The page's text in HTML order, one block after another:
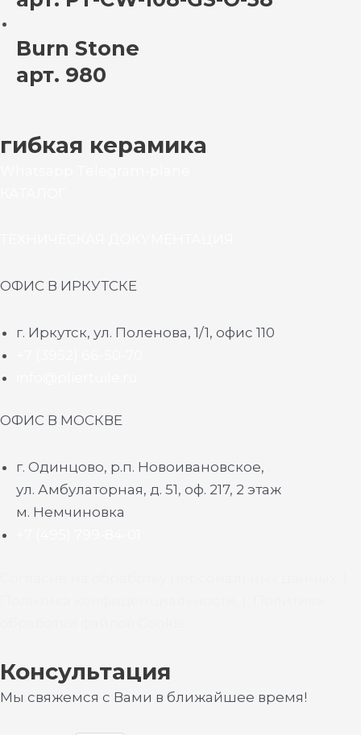
Burn Stone
арт. 980
гибкая керамика
ОФИС В ИРКУТСКЕ
г. Иркутск, ул. Поленова, 1/1, офис 110
ОФИС В МОСКВЕ
г. Одинцово, р.п. Новоивановское,
ул. Амбулаторная, д. 51, оф. 217, 2 этаж
м. Немчиновка
Консультация
Мы свяжемся с Вами в ближайшее время!